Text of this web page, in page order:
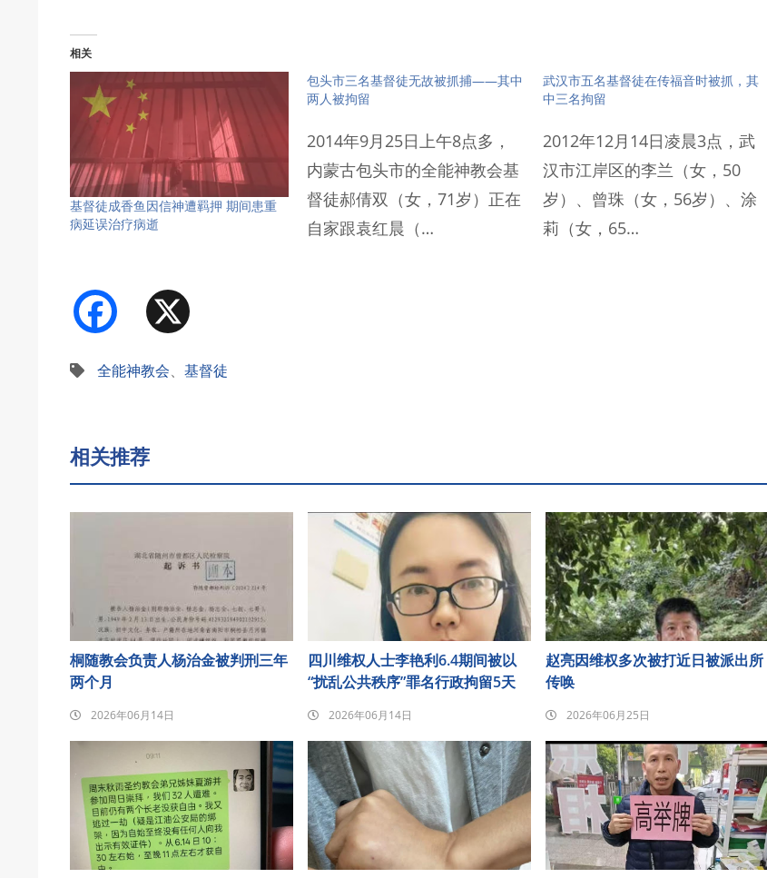
相关
基督徒成香鱼因信神遭羁押 期间患重
病延误治疗病逝
包头市三名基督徒无故被抓捕——其中
两人被拘留
2014年9月25日上午8点多，
内蒙古包头市的全能神教会基
督徒郝倩双（女，71岁）正在
自家跟袁红晨（…
武汉市五名基督徒在传福音时被抓，其
中三名拘留
2012年12月14日凌晨3点，武
汉市江岸区的李兰（女，50
岁）、曾珠（女，56岁）、涂
莉（女，65…
Facebook
全能神教会、 基督徒
相关推荐
桐随教会负责人杨治金被判刑三年
两个月
2026年06月14日
四川维权人士李艳利6.4期间被以
“扰乱公共秩序”罪名行政拘留5天
2026年06月14日
赵亮因维权多次被打近日被派出所
传唤
2026年06月25日